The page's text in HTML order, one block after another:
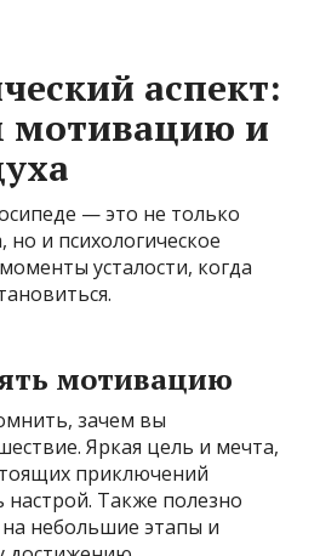
аспект:
мотивацию и
— это не только
но и психологическое
усталости, когда
мотивацию
зачем вы
Яркая цель и мечта,
приключений
Также полезно
небольшие этапы и